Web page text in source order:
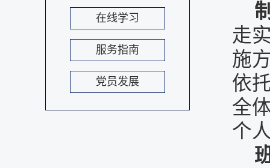
在线学习
服务指南
党员发展
走
施
依
全
个